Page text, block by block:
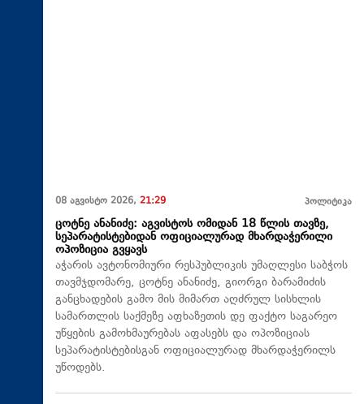
08 აგვისტო 2026, 21:29 პოლიტიკა
ცოტნე ანანიძე: აგვისტოს ომიდან 18 წლის თავზე,
სეპარატისტებიდან ოფიციალურად მხარდაჭერილი
ოპოზიცია გვყავს
აჭარის ავტონომიური რესპუბლიკის უმაღლესი საბჭოს
თავმჯდომარე, ცოტნე ანანიძე, გიორგი ბარამიძის
განცხადების გამო მის მიმართ აღძრულ სისხლის
სამართლის საქმეზე აფხაზეთის დე ფაქტო საგარეო
უწყების გამოხმაურებას აფასებს და ოპოზიციას
სეპარატისტებისგან ოფიციალურად მხარდაჭერილს
უწოდებს.